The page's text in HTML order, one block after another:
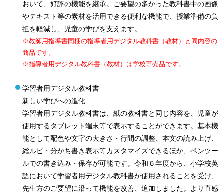
おいて、好評の機能を継承。ご要望の多かった教科書中の画像
やテキスト等の素材を活用できる便利な機能で、授業準備の負
担を軽減し、児童の学びを支えます。
※教師用指導書同梱の指導者用デジタル教科書（教材）と同内容の
商品です。
※指導者用デジタル教科書（教材）は学校専売品です。
学習者用デジタル教科書
新しい学びへの進化
学習者用デジタル教科書は、紙の教科書と同じ内容を、児童が
使用するタブレット端末等で表示することができます。基本機
能として配色や文字の大きさ・行間の調整、本文の読み上げ、
総ルビ・分かち書き表示等カスタマイズできるほか、ペンツー
ルでの書き込み・保存が可能です。令和６年度から、小学校英
語において学習者用デジタル教科書が使用されることを受け、
先生方のご要望に沿って機能を改善、追加しました。より直感